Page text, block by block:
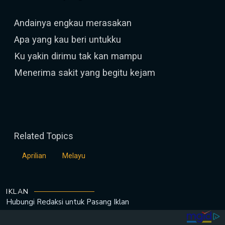
Andainya engkau merasakan
Apa yang kau beri untukku
Ku yakin dirimu tak kan mampu
Menerima sakit yang begitu kejam
Related Topics
Aprilian Melayu
IKLAN
Hubungi Redaksi untuk Pasang Iklan